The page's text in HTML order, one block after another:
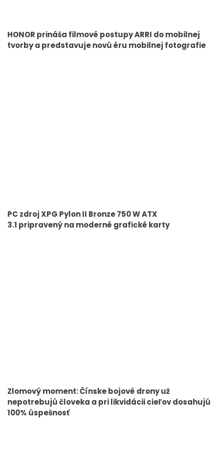
HONOR prináša filmové postupy ARRI do mobilnej
tvorby a predstavuje novú éru mobilnej fotografie
PC zdroj XPG Pylon II Bronze 750 W ATX
3.1 pripravený na moderné grafické karty
Zlomový moment: Čínske bojové drony už
nepotrebujú človeka a pri likvidácii cieľov dosahujú
100% úspešnosť